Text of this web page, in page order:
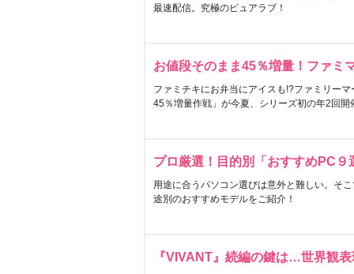
最速配信。究極のピュアラブ！
お値段そのまま45％増量！ファミ
ファミチキにお弁当にアイスも!?ファミリー
45％増量作戦」が今夏、シリーズ初の年2回開
プロ厳選！目的別「おすすめPC９
用途に合うパソコン選びは意外と難しい。そ
途別のおすすめモデルをご紹介！
『VIVANT』続編の鍵は…世界観